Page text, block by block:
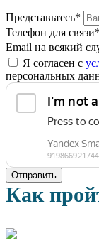
Представьтесь*
Телефон для связи*
Email на всякий
Я согласен с
персональных
Отправить
Как